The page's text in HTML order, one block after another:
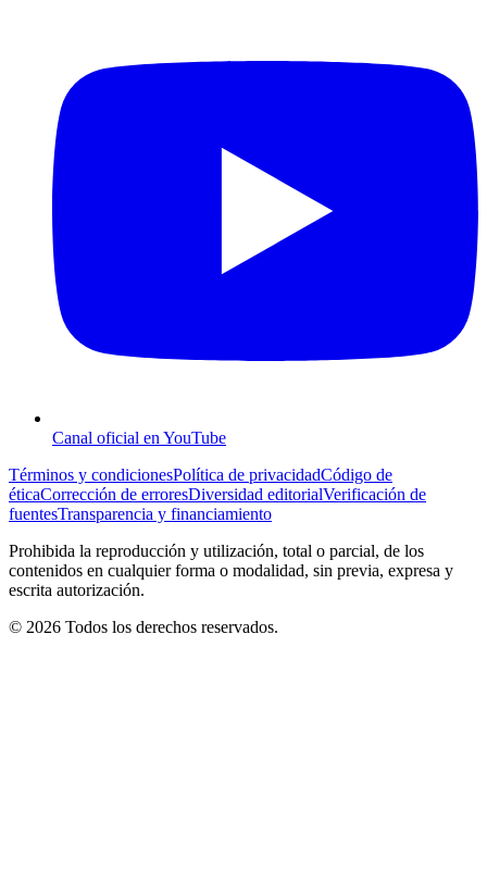
Canal oficial en YouTube
Términos y condicionesPolítica de privacidadCódigo de
éticaCorrección de erroresDiversidad editorialVerificación de
fuentesTransparencia y financiamiento
Prohibida la reproducción y utilización, total o parcial, de los
contenidos en cualquier forma o modalidad, sin previa, expresa y
escrita autorización.
© 2026 Todos los derechos reservados.